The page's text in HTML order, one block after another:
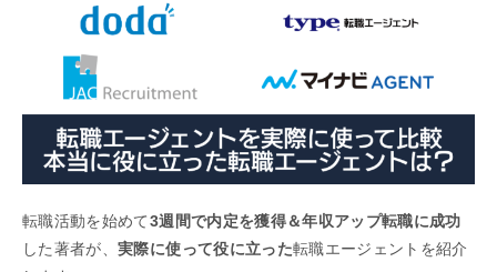
転職活動を始めて3週間で内定を獲得＆年収アップ転職に成功
した著者が、実際に使って役に立った転職エージェントを紹介